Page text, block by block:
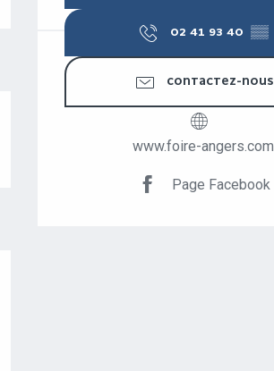
02 41 93 40 ▒▒
CONTACTEZ-NOUS
www.foire-angers.com
Page Facebook